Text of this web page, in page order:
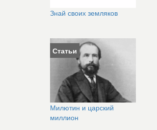
Знай своих земляков
Статьи
Милютин и царский
миллион